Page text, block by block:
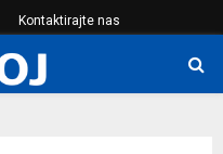
Kontaktirajte nas